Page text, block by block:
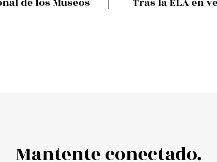
Mantente conectado.